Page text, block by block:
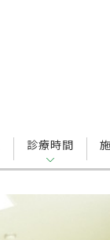
診療時間